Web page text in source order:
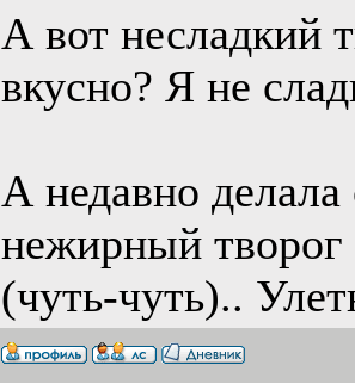
А вот несладкий
вкусно? Я не
А недавно
нежирный творог
(чуть-чуть)..